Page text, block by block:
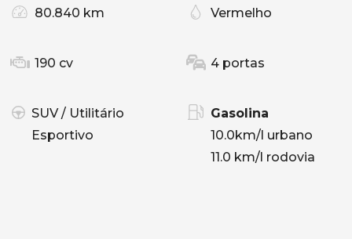
80.840 km Vermelho
190 cv 4 portas
SUV / Utilitário
Esportivo
Gasolina
10.0km/l urbano
11.0 km/l rodovia